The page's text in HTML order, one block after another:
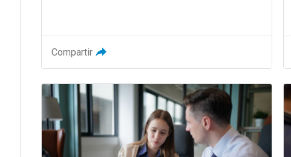
Compartir